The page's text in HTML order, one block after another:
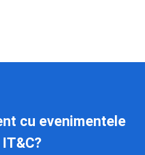
cu evenimentele